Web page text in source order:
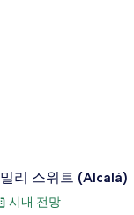
리 스위트 (Alcalá)
시내 전망